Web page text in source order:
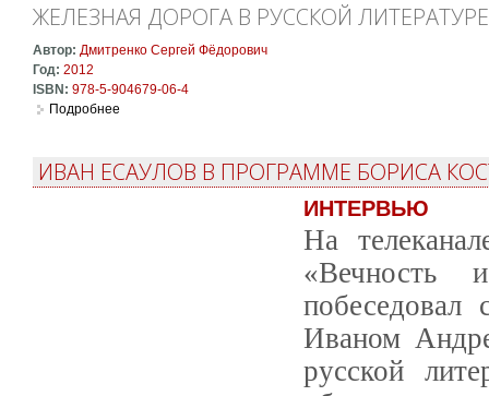
ЖЕЛЕЗНАЯ ДОРОГА В РУССКОЙ
Автор: Дмитренко Сергей Фёдорович
Год: 2012
ISBN: 978-5-904679-06-4
Подробнее
ИВАН ЕСАУЛОВ В ПРОГРАММЕ БОРИСА
ИНТЕРВЬЮ
На
«Вечность
побеседовал
Иваном
русской